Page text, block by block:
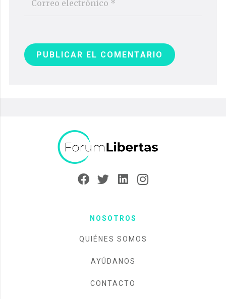
PUBLICAR EL COMENTARIO
NOSOTROS
QUIÉNES SOMOS
AYÚDANOS
CONTACTO